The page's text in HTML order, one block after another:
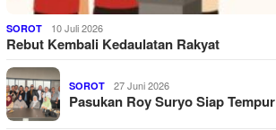
SOROT 10 Juli 2026
Rebut Kembali Kedaulatan Rakyat
SOROT 27 Juni 2026
Pasukan Roy Suryo Siap Tempur